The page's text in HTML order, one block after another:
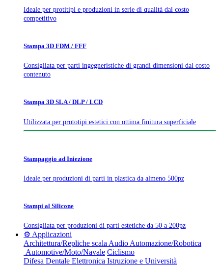
Ideale per protitipi e produzioni in serie di qualità dal costo
competitivo
Stampa 3D FDM / FFF
Consigliata per parti ingegneristiche di grandi dimensioni dal costo
contenuto
Stampa 3D SLA / DLP / LCD
Utilizzata per prototipi estetici con ottima finitura superficiale
Stampaggio ad Iniezione
Ideale per produzioni di parti in plastica da almeno 500pz
Stampi al Silicone
Consigliata per produzioni di parti estetiche da 50 a 200pz
⚙️ Applicazioni
Architettura/Repliche scala Audio Automazione/Robotica
Automotive/Moto/Navale Ciclismo
Difesa Dentale Elettronica Istruzione e Università